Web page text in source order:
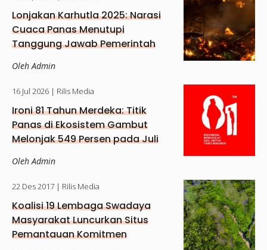
Lonjakan Karhutla 2025: Narasi
Cuaca Panas Menutupi
Tanggung Jawab Pemerintah
Oleh Admin
16 Jul 2026 | Rilis Media
Ironi 81 Tahun Merdeka: Titik
Panas di Ekosistem Gambut
Melonjak 549 Persen pada Juli
Oleh Admin
22 Des 2017 | Rilis Media
Koalisi 19 Lembaga Swadaya
Masyarakat Luncurkan Situs
Pemantauan Komitmen